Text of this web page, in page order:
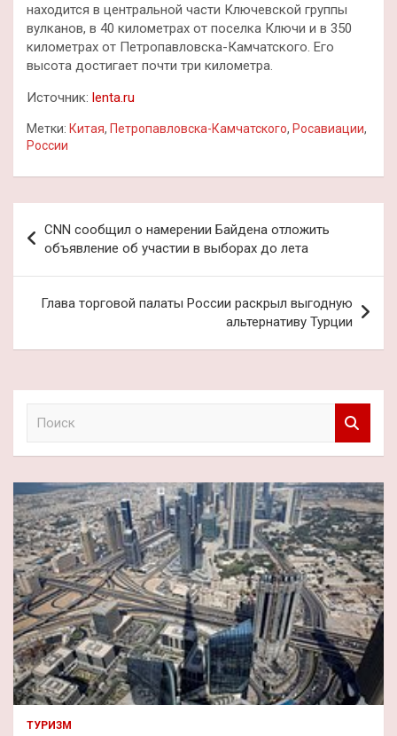
находится в центральной части Ключевской группы
вулканов, в 40 километрах от поселка Ключи и в 350
километрах от Петропавловска-Камчатского. Его
высота достигает почти три километра.
Источник: lenta.ru
Метки: Китая, Петропавловска-Камчатского, Росавиации,
России
по
записям
CNN сообщил о намерении Байдена отложить
объявление об участии в выборах до лета
Глава торговой палаты России раскрыл выгодную
альтернативу Турции
к
ТУРИЗМ